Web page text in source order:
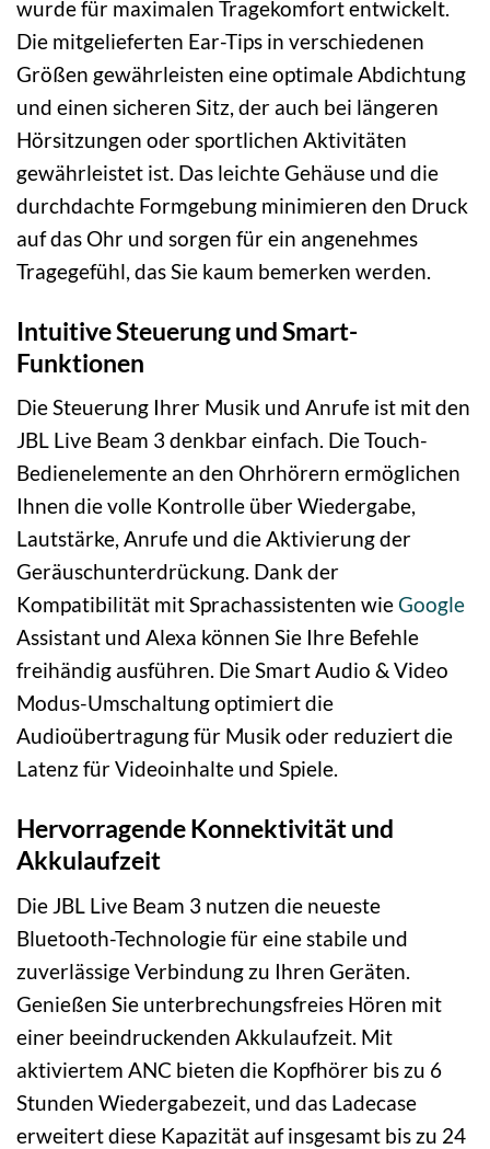
wurde für maximalen Tragekomfort entwickelt.
Die mitgelieferten Ear-Tips in verschiedenen
Größen gewährleisten eine optimale Abdichtung
und einen sicheren Sitz, der auch bei längeren
Hörsitzungen oder sportlichen Aktivitäten
gewährleistet ist. Das leichte Gehäuse und die
durchdachte Formgebung minimieren den Druck
auf das Ohr und sorgen für ein angenehmes
Tragegefühl, das Sie kaum bemerken werden.
Intuitive Steuerung und Smart-
Funktionen
Die Steuerung Ihrer Musik und Anrufe ist mit den
JBL Live Beam 3 denkbar einfach. Die Touch-
Bedienelemente an den Ohrhörern ermöglichen
Ihnen die volle Kontrolle über Wiedergabe,
Lautstärke, Anrufe und die Aktivierung der
Geräuschunterdrückung. Dank der
Kompatibilität mit Sprachassistenten wieGoogle
Assistant und Alexa können Sie Ihre Befehle
freihändig ausführen. Die Smart Audio & Video
Modus-Umschaltung optimiert die
Audioübertragung für Musik oder reduziert die
Latenz für Videoinhalte und Spiele.
Hervorragende Konnektivität und
Akkulaufzeit
Die JBL Live Beam 3 nutzen die neueste
Bluetooth-Technologie für eine stabile und
zuverlässige Verbindung zu Ihren Geräten.
Genießen Sie unterbrechungsfreies Hören mit
einer beeindruckenden Akkulaufzeit. Mit
aktiviertem ANC bieten die Kopfhörer bis zu 6
Stunden Wiedergabezeit, und das Ladecase
erweitert diese Kapazität auf insgesamt bis zu 24